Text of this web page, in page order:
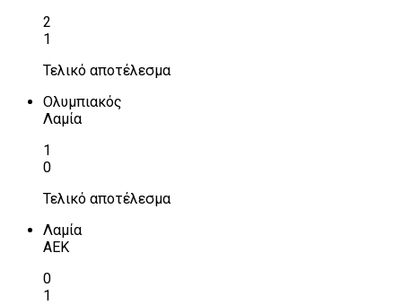
2
1
Τελικό αποτέλεσμα
Ολυμπιακός
Λαμία
1
0
Τελικό αποτέλεσμα
Λαμία
ΑΕΚ
0
1